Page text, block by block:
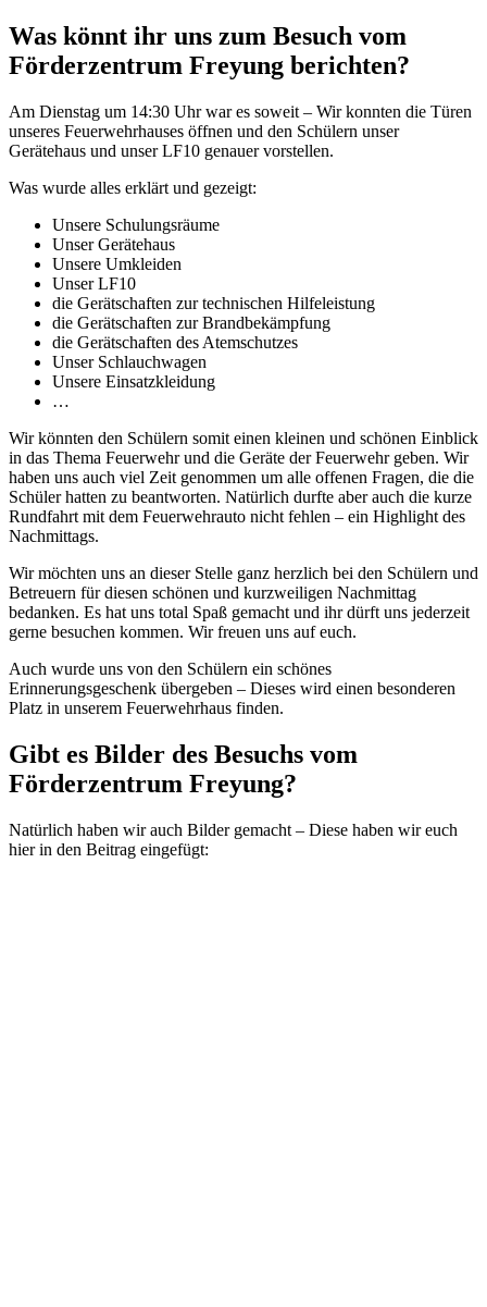
Was könnt ihr uns zum Besuch vom
Förderzentrum Freyung berichten?
Am Dienstag um 14:30 Uhr war es soweit – Wir konnten die Türen
unseres Feuerwehrhauses öffnen und den Schülern unser
Gerätehaus und unser LF10 genauer vorstellen.
Was wurde alles erklärt und gezeigt:
Unsere Schulungsräume
Unser Gerätehaus
Unsere Umkleiden
Unser LF10
die Gerätschaften zur technischen Hilfeleistung
die Gerätschaften zur Brandbekämpfung
die Gerätschaften des Atemschutzes
Unser Schlauchwagen
Unsere Einsatzkleidung
…
Wir könnten den Schülern somit einen kleinen und schönen Einblick
in das Thema Feuerwehr und die Geräte der Feuerwehr geben. Wir
haben uns auch viel Zeit genommen um alle offenen Fragen, die die
Schüler hatten zu beantworten. Natürlich durfte aber auch die kurze
Rundfahrt mit dem Feuerwehrauto nicht fehlen – ein Highlight des
Nachmittags.
Wir möchten uns an dieser Stelle ganz herzlich bei den Schülern und
Betreuern für diesen schönen und kurzweiligen Nachmittag
bedanken. Es hat uns total Spaß gemacht und ihr dürft uns jederzeit
gerne besuchen kommen. Wir freuen uns auf euch.
Auch wurde uns von den Schülern ein schönes
Erinnerungsgeschenk übergeben – Dieses wird einen besonderen
Platz in unserem Feuerwehrhaus finden.
Gibt es Bilder des Besuchs vom
Förderzentrum Freyung?
Natürlich haben wir auch Bilder gemacht – Diese haben wir euch
hier in den Beitrag eingefügt: